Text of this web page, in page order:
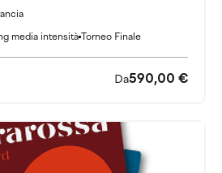
media intensità Torneo Finale
Da590,00 €